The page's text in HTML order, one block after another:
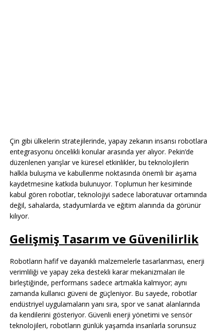
Çin gibi ülkelerin stratejilerinde, yapay zekanın insansı robotlara
entegrasyonu öncelikli konular arasında yer alıyor. Pekin’de
düzenlenen yarışlar ve küresel etkinlikler, bu teknolojilerin
halkla buluşma ve kabullenme noktasında önemli bir aşama
kaydetmesine katkıda bulunuyor. Toplumun her kesiminde
kabul gören robotlar, teknolojiyi sadece laboratuvar ortamında
değil, sahalarda, stadyumlarda ve eğitim alanında da görünür
kılıyor.
Gelişmiş Tasarım ve Güvenilirlik
Robotların hafif ve dayanıklı malzemelerle tasarlanması, enerji
verimliliği ve yapay zeka destekli karar mekanizmaları ile
birleştiğinde, performans sadece artmakla kalmıyor; aynı
zamanda kullanıcı güveni de güçleniyor. Bu sayede, robotlar
endüstriyel uygulamaların yanı sıra, spor ve sanat alanlarında
da kendilerini gösteriyor. Güvenli enerji yönetimi ve sensör
teknolojileri, robotların günlük yaşamda insanlarla sorunsuz